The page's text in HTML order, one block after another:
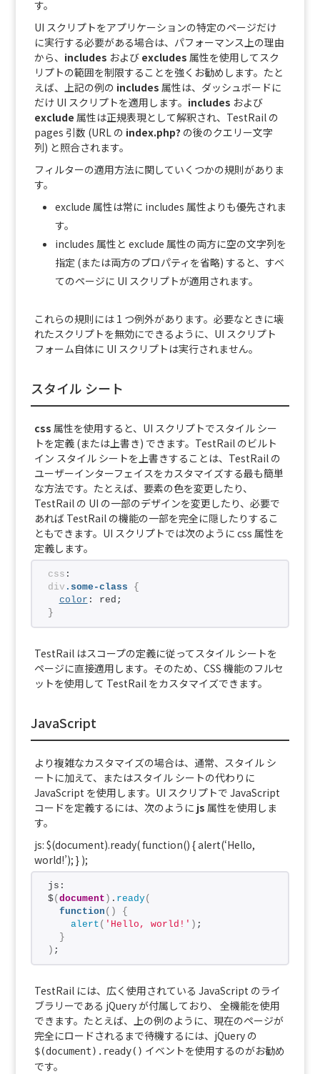
す。
UI スクリプトをアプリケーションの特定のページだけ
に実行する必要がある場合は、パフォーマンス上の理由
から、 includes および excludes 属性を使用してスク
リプトの範囲を制限することを強くお勧めします。たと
えば、上記の例の includes 属性は、ダッシュボードに
だけ UI スクリプトを適用します。 includes および
exclude 属性は正規表現として解釈され、TestRail の
pages 引数 (URL の index.php? の後のクエリー文字
列) と照合されます。
フィルターの適用方法に関していくつかの規則がありま
す。
exclude 属性は常に includes 属性よりも優先されま
す。
includes 属性と exclude 属性の両方に空の文字列を
指定 (または両方のプロパティを省略) すると、すべ
てのページに UI スクリプトが適用されます。
これらの規則には 1 つ例外があります。必要なときに壊
れたスクリプトを無効にできるように、UI スクリプト
フォーム自体に UI スクリプトは実行されません。
スタイル シート
css 属性を使用すると、UI スクリプトでスタイル シー
トを定義 (または上書き) できます。TestRail のビルト
イン スタイル シートを上書きすることは、TestRail の
ユーザーインターフェイスをカスタマイズする最も簡単
な方法です。たとえば、要素の色を変更したり、
TestRail の UI の一部のデザインを変更したり、必要で
あれば TestRail の機能の一部を完全に隠したりするこ
ともできます。UI スクリプトでは次のように css 属性を
定義します。
css :
div .some-class
{
color : red;
}
TestRail はスコープの定義に従ってスタイル シートを
ページに直接適用します。そのため、CSS 機能のフルセ
ットを使用して TestRail をカスタマイズできます。
JavaScript
より複雑なカスタマイズの場合は、通常、スタイル シ
ートに加えて、またはスタイル シートの代わりに
JavaScript を使用します。UI スクリプトで JavaScript
コードを定義するには、次のように js 属性を使用しま
す。
js: $(document).ready(function() {alert(‘Hello,
world!’); });
js:
$(document ) . ready(
function ( )
{
alert ( 'Hello, world!' ) ;
}
) ;
TestRail には、広く使用されている JavaScript のライ
ブラリーである jQuery が付属しており、 全機能を使用
できます。たとえば、上の例のように、現在のページが
完全にロードされるまで待機するには、jQuery の
$(document).ready() イベントを使用するのがお勧め
です。